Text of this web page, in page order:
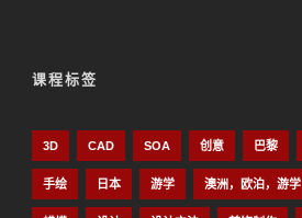
课程标签
3D CAD SOA 创意 巴黎
手绘 日本 游学 澳洲，欧泊，游学